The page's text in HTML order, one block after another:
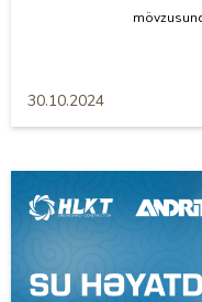
30.10.2024